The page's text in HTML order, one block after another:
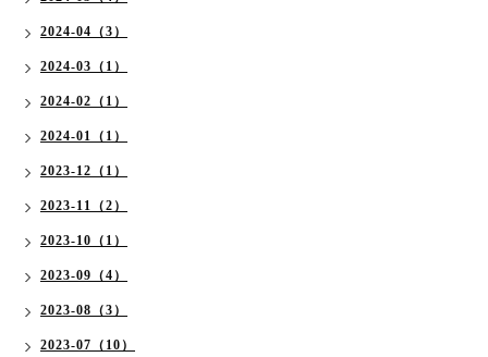
2024-04（3）
2024-03（1）
2024-02（1）
2024-01（1）
2023-12（1）
2023-11（2）
2023-10（1）
2023-09（4）
2023-08（3）
2023-07（10）